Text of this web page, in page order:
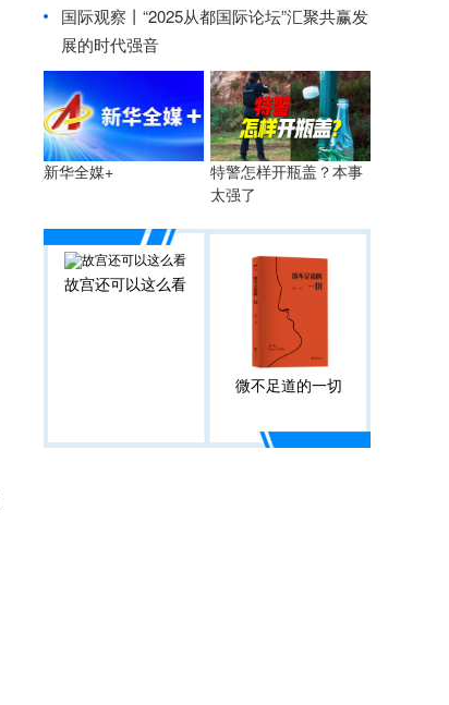
国际观察丨 “2025从都国际论坛”汇聚共赢发
展的时代强音
新华全媒+
特警怎样开瓶盖？本事
太强了
故宫还可以这么看
微不足道的一切